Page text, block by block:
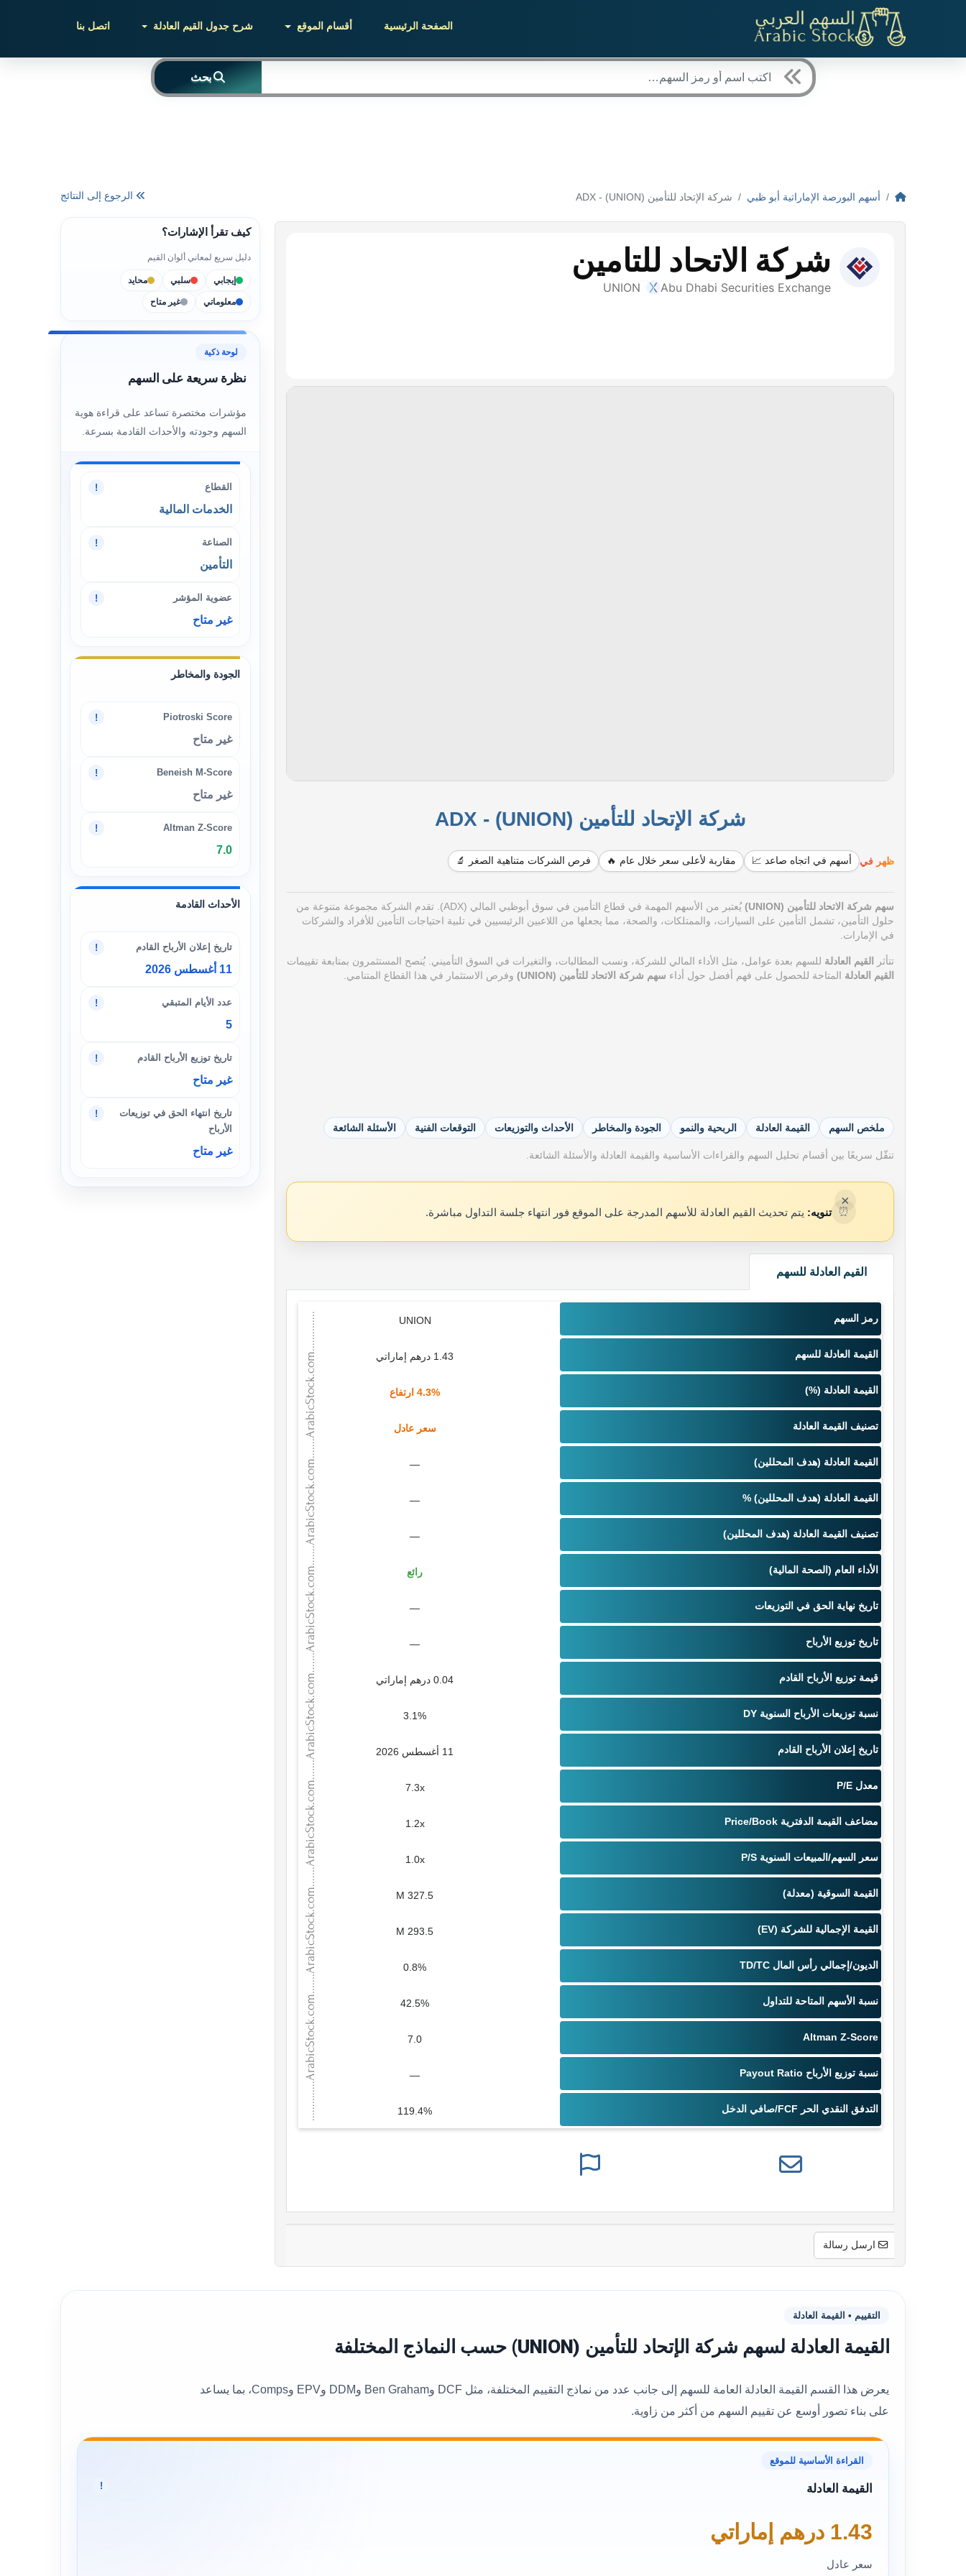
الصفحة الرئيسية أقسام الموقع شرح جدول القيم العادلة اتصل بنا
بحث
أسهم البورصة الإماراتية أبو ظبي شركة الإتحاد للتأمين (UNION) - ADX الرجوع إلى النتائج
شركة الإتحاد للتأمين (UNION) - ADX
ظهر في أسهم في اتجاه صاعد 📈 مقاربة لأعلى سعر خلال عام 🔥 فرص الشركات متناهية الصغر 🔬
سهم شركة الاتحاد للتأمين (UNION)
يُعتبر من الأسهم المهمة في قطاع التأمين في سوق أبوظبي المالي (ADX). تقدم الشركة مجموعة متنوعة من
حلول التأمين، تشمل التأمين على السيارات، والممتلكات، والصحة، مما يجعلها من اللاعبين الرئيسيين في تلبية احتياجات التأمين للأفراد والشركات
في الإمارات.
تتأثر القيم العادلة للسهم بعدة عوامل، مثل الأداء المالي للشركة، ونسب المطالبات، والتغيرات في السوق التأميني. يُنصح المستثمرون بمتابعة تقييمات
القيم العادلة المتاحة للحصول على فهم أفضل حول أداء سهم شركة الاتحاد للتأمين (UNION) وفرص الاستثمار في هذا القطاع المتنامي.
ملخص السهم القيمة العادلة الربحية والنمو الجودة والمخاطر الأحداث والتوزيعات التوقعات الفنية الأسئلة الشائعة
تنقّل سريعًا بين أقسام تحليل السهم والقراءات الأساسية والقيمة العادلة والأسئلة الشائعة.
×
⏰ تنويه: يتم تحديث القيم العادلة للأسهم المدرجة على الموقع فور انتهاء جلسة التداول مباشرة.
القيم العادلة للسهم
UNION
1.43 درهم إماراتي
4.3% ارتفاع
سعر عادل
—
—
—
رائع
—
—
0.04 درهم إماراتي
3.1%
11 أغسطس 2026
7.3x
1.2x
1.0x
327.5 M
293.5 M
0.8%
42.5%
7.0
—
119.4%
ارسل رسالة
كيف تقرأ الإشارات؟
دليل سريع لمعاني ألوان القيم
إيجابي سلبي محايد
معلوماتي غير متاح
لوحة ذكية
نظرة سريعة على السهم
مؤشرات مختصرة تساعد على قراءة هوية
السهم وجودته والأحداث القادمة بسرعة.
القطاع !
الخدمات المالية
الصناعة !
التأمين
عضوية المؤشر !
غير متاح
الجودة والمخاطر
Piotroski Score
!
غير متاح
Beneish M-Score
!
غير متاح
Altman Z-Score
!
7.0
الأحداث القادمة
تاريخ إعلان الأرباح القادم !
11 أغسطس 2026
عدد الأيام المتبقي !
5
تاريخ توزيع الأرباح القادم !
غير متاح
تاريخ انتهاء الحق في توزيعات
الأرباح
!
غير متاح
التقييم • القيمة العادلة
القيمة العادلة لسهم شركة الإتحاد للتأمين (UNION) حسب النماذج المختلفة
يعرض هذا القسم القيمة العادلة العامة للسهم إلى جانب عدد من نماذج التقييم المختلفة، مثل DCF وBen Graham وDDM وEPV وComps، بما يساعد
على بناء تصور أوسع عن تقييم السهم من أكثر من زاوية.
القراءة الأساسية للموقع
القيمة العادلة !
1.43 درهم إماراتي
سعر عادل